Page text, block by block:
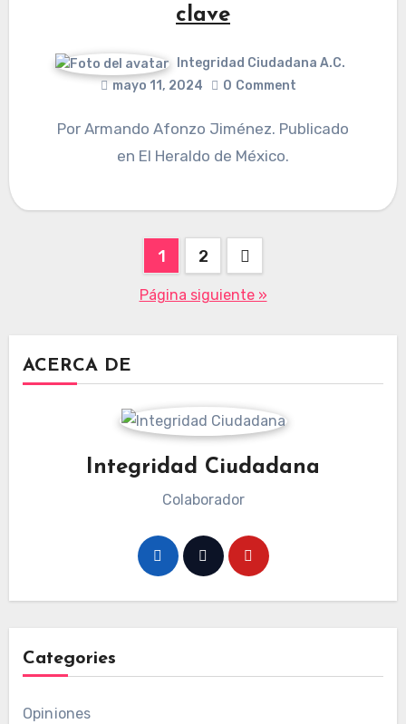
clave
Integridad Ciudadana A.C.
mayo 11, 2024
0 Comment
Por Armando Afonzo Jiménez. Publicado
en El Heraldo de México.
Paginación1 2
Página siguiente »
ACERCA DE
Integridad Ciudadana
Colaborador
Categories
Opiniones